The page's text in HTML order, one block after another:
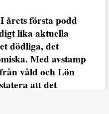
årets första podd
lika aktuella
dödliga, det
Med avstamp
våld och Lön
att det